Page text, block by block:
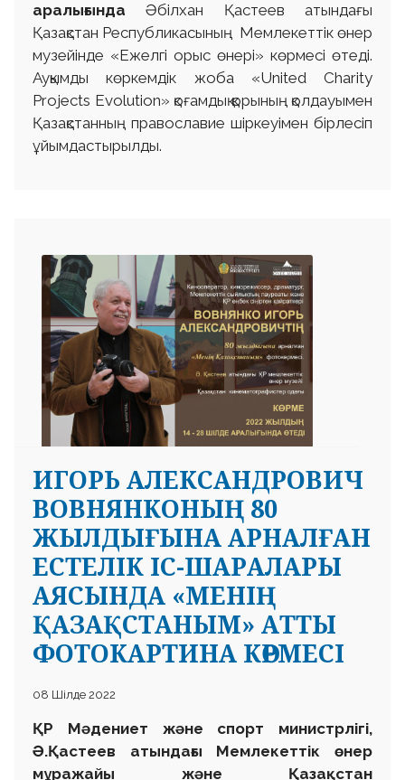
аралығында Әбілхан Қастеев атындағы
Қазақстан Республикасының Мемлекеттік өнер
музейінде «Ежелгі орыс өнері» көрмесі өтеді.
Ауқымды көркемдік жоба «United Charity
Projects Evolution» қоғамдық қорының қолдауымен
Қазақстанның православие шіркеуімен бірлесіп
ұйымдастырылды.
ИГОРЬ АЛЕКСАНДРОВИЧ
ВОВНЯНКОНЫҢ 80
ЖЫЛДЫҒЫНА АРНАЛҒАН
ЕСТЕЛІК ІС-ШАРАЛАРЫ
АЯСЫНДА «МЕНІҢ
ҚАЗАҚСТАНЫМ» АТТЫ
ФОТОКАРТИНА КӨРМЕСІ
08 Шілде 2022
ҚР Мәдениет және спорт министрлігі,
Ә.Қастеев атындағы Мемлекеттік өнер
мұражайы және Қазақстан